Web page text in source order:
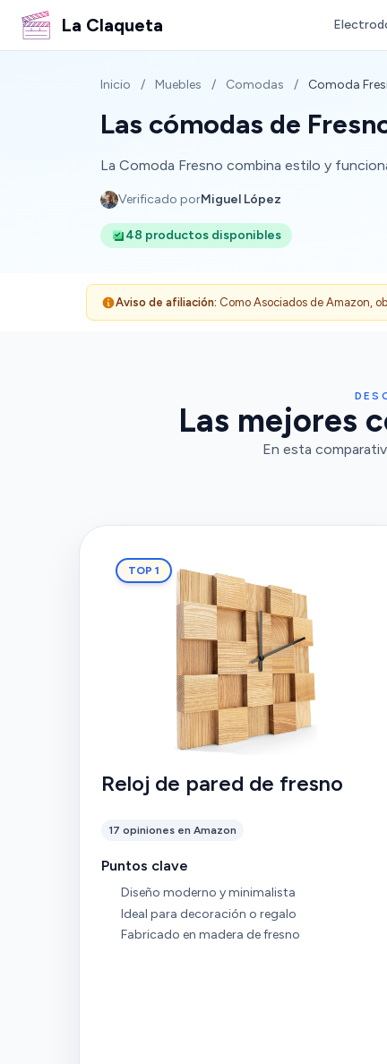
La Claqueta
Inicio / Muebles / Comodas / Comoda
Las cómodas de
La Comoda Fresno combina estilo y
Verificado porMiguel López
48 productos disponibles
Aviso de afiliación: Como Asociados de Amazon,
Las mejores
En esta
TOP 1
Reloj de pared de fresno
17 opiniones en Amazon
Puntos clave
Diseño moderno y minimalista
Ideal para decoración o regalo
Fabricado en madera de fresno